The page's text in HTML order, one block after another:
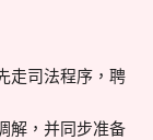
走司法程序，聘
解，并同步准备